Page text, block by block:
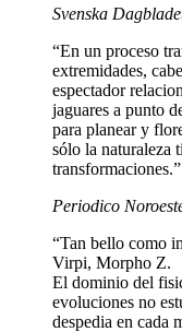
Svenska
“En un proceso
extremidades,
espectador
jaguares a punto
para planear y
sólo la naturaleza
transformaciones.”
Periodico
“Tan bello como
Virpi, Morpho Z.
El dominio del
evoluciones no
despedia en cada